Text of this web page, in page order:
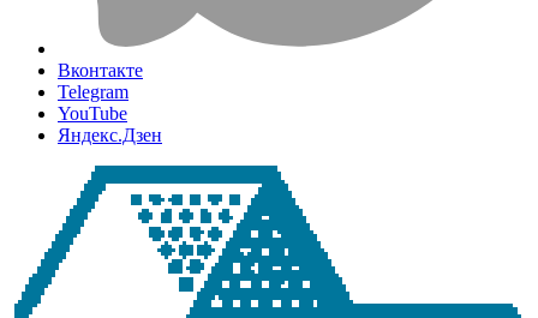
Вконтакте
Telegram
YouTube
Яндекс.Дзен